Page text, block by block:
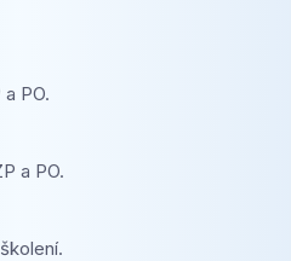
PO.
a PO.